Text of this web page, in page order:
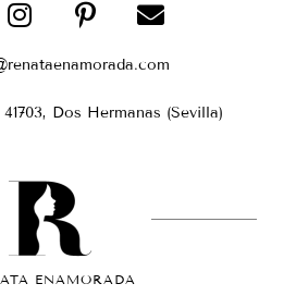
Dos Hermanas (Sevilla)
ENAMORADA